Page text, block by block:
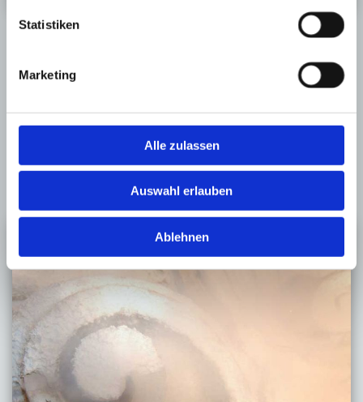
Statistiken
Marketing
Alle zulassen
Auswahl erlauben
Ablehnen
Wärmedämmung, Farbkonzepte, Beschichtung
MEHR ERFAHREN